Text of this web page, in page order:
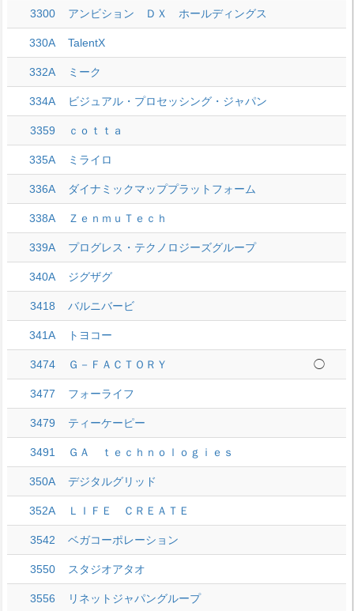
3300 アンビション ＤＸ ホールディングス
330A TalentX
332A ミーク
334A ビジュアル・プロセッシング・ジャパン
3359 ｃｏｔｔａ
335A ミライロ
336A ダイナミックマッププラットフォーム
338A ＺｅｎｍｕＴｅｃｈ
339A プログレス・テクノロジーズグループ
340A ジグザグ
3418 バルニバービ
341A トヨコー
3474 Ｇ－ＦＡＣＴＯＲＹ ◯
3477 フォーライフ
3479 ティーケーピー
3491 ＧＡ ｔｅｃｈｎｏｌｏｇｉｅｓ
350A デジタルグリッド
352A ＬＩＦＥ ＣＲＥＡＴＥ
3542 ベガコーポレーション
3550 スタジオアタオ
3556 リネットジャパングループ